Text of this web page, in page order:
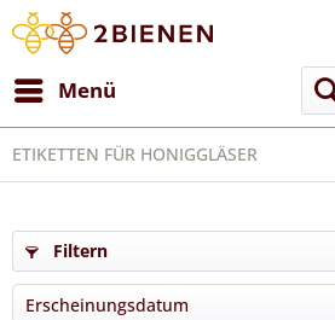
Menü
ETIKETTEN FÜR HONIGGLÄSER
Filtern